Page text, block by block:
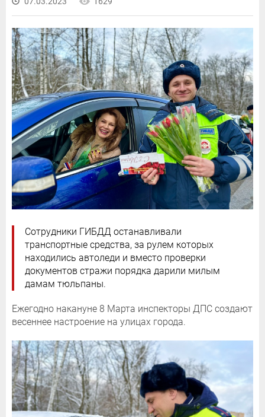
Сотрудники ГИБДД останавливали
транспортные средства, за рулем которых
находились автоледи и вместо проверки
документов стражи порядка дарили милым
дамам тюльпаны.
Ежегодно накануне 8 Марта инспекторы ДПС создают
весеннее настроение на улицах города.